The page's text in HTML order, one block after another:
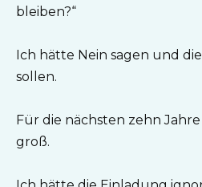
bleiben?“
Ich hätte Nein sagen und
sollen.
Für die nächsten zehn
groß.